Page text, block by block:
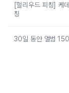
[헐리우드 피칭] 케
칭
30일 동안 앨범